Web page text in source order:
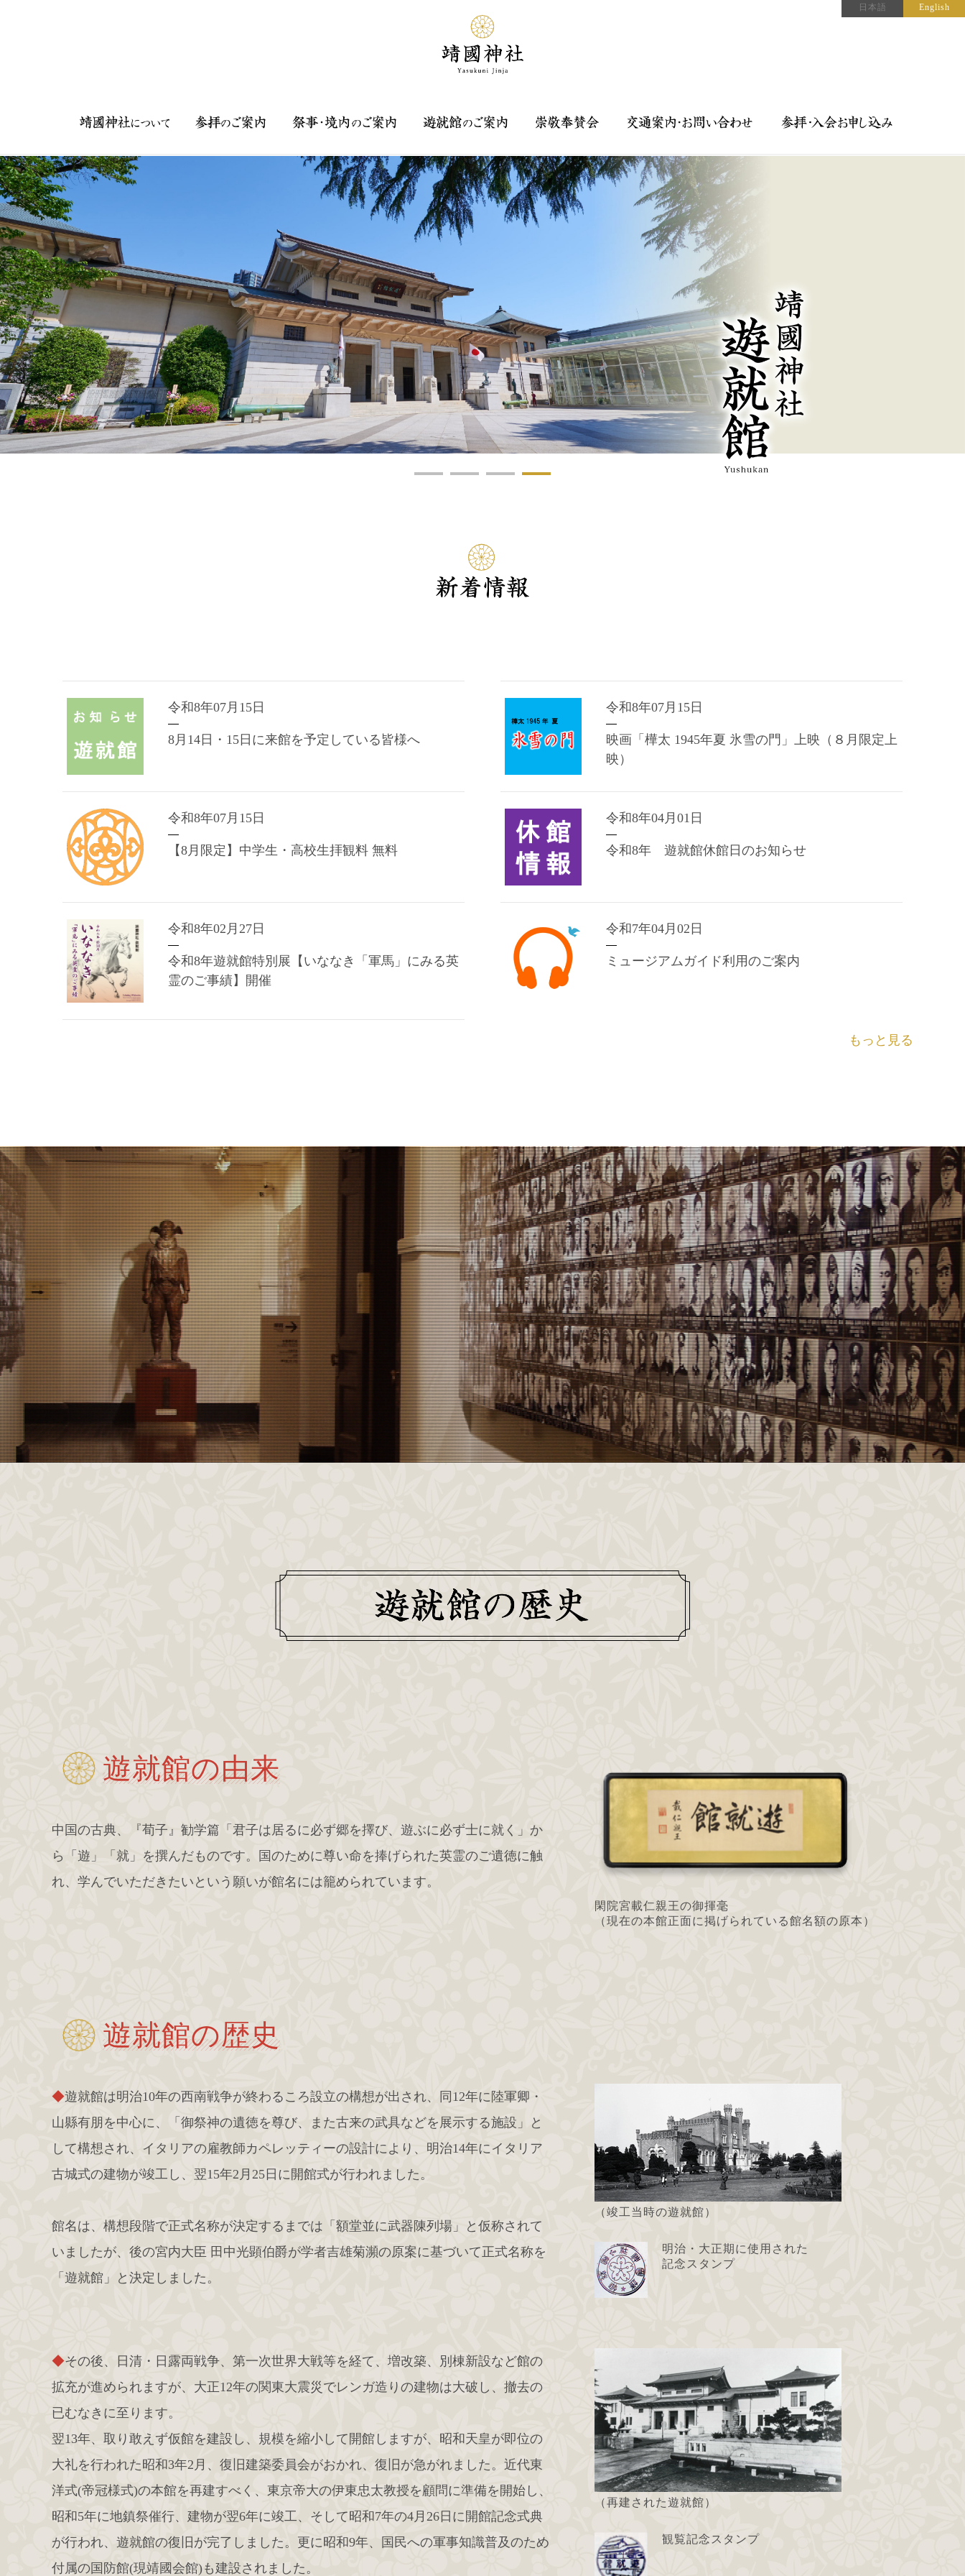
日本語 English
令和8年07月15日
8月14日・15日に来館を予定している皆様へ
令和8年07月15日
映画「樺太 1945年夏 氷雪の門」上映（８月限定上
映）
令和8年07月15日
【8月限定】中学生・高校生拝観料 無料
令和8年04月01日
令和8年 遊就館休館日のお知らせ
令和8年02月27日
令和8年遊就館特別展【いななき「軍馬」にみる英
霊のご事績】開催
令和7年04月02日
ミュージアムガイド利用のご案内
もっと見る
遊就館の由来
中国の古典、『荀子』勧学篇「君子は居るに必ず郷を擇び、遊ぶに必ず士に就く」か
ら「遊」「就」を撰んだものです。国のために尊い命を捧げられた英霊のご遺徳に触
れ、学んでいただきたいという願いが館名には籠められています。
閑院宮載仁親王の御揮毫
（現在の本館正面に掲げられている館名額の原本）
遊就館の歴史
◆遊就館は明治10年の西南戦争が終わるころ設立の構想が出され、同12年に陸軍卿・
山縣有朋を中心に、「御祭神の遺徳を尊び、また古来の武具などを展示する施設」と
して構想され、イタリアの雇教師カペレッティーの設計により、明治14年にイタリア
古城式の建物が竣工し、翌15年2月25日に開館式が行われました。
館名は、構想段階で正式名称が決定するまでは「額堂並に武器陳列場」と仮称されて
いましたが、後の宮内大臣 田中光顕伯爵が学者吉雄菊瀕の原案に基づいて正式名称を
「遊就館」と決定しました。
（竣工当時の遊就館）
明治・大正期に使用された
記念スタンプ
◆その後、日清・日露両戦争、第一次世界大戦等を経て、増改築、別棟新設など館の
拡充が進められますが、大正12年の関東大震災でレンガ造りの建物は大破し、撤去の
已むなきに至ります。
翌13年、取り敢えず仮館を建設し、規模を縮小して開館しますが、昭和天皇が即位の
大礼を行われた昭和3年2月、復旧建築委員会がおかれ、復旧が急がれました。近代東
洋式(帝冠様式)の本館を再建すべく、東京帝大の伊東忠太教授を顧問に準備を開始し、
昭和5年に地鎮祭催行、建物が翌6年に竣工、そして昭和7年の4月26日に開館記念式典
が行われ、遊就館の復旧が完了しました。更に昭和9年、国民への軍事知識普及のため
付属の国防館(現靖國会館)も建設されました。
（再建された遊就館）
観覧記念スタンプ